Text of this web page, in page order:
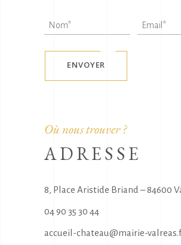
ENVOYER
Où nous trouver ?
ADRESSE
8, Place Aristide Briand – 84600
04 90 35 30 44
accueil-chateau@mairie-